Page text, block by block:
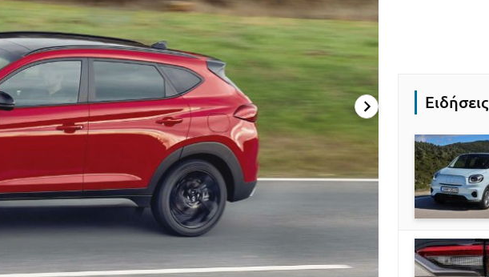
Ειδήσεις